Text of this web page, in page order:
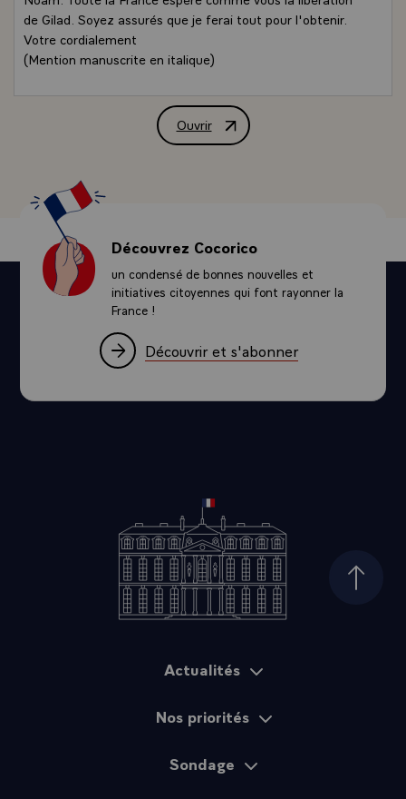
de Gilad. Soyez assurés que je ferai tout pour l'obtenir.
Votre cordialement
(Mention manuscrite en italique)
Ouvrir
Lettre de M. Nicolas Sarkozy,
Découvrez Cocorico
un condensé de bonnes nouvelles et
initiatives citoyennes qui font rayonner la
France !
Découvrir et s'abonner
Haut
Actualités
Nos priorités
Sondage